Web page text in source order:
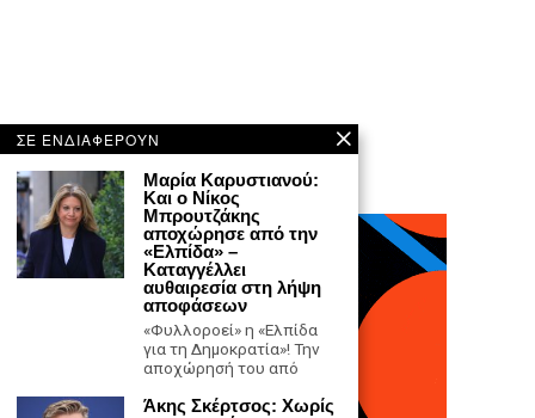
ΣΕ ΕΝΔΙΑΦΕΡΟΥΝ
Μαρία Καρυστιανού:
Και ο Νίκος
Μπρουτζάκης
αποχώρησε από την
«Ελπίδα» –
Καταγγέλλει
αυθαιρεσία στη λήψη
αποφάσεων
«Φυλλοροεί» η «Ελπίδα
για τη Δημοκρατία»! Την
αποχώρησή του από
Άκης Σκέρτσος: Χωρίς